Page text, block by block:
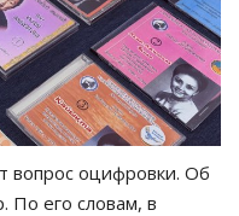
вопрос оцифровки. Об
По его словам, в